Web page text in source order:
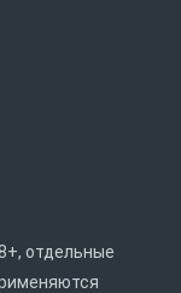
отдельные